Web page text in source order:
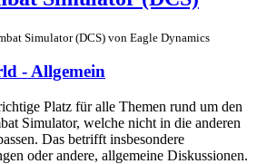
Simulator (DCS) von Eagle Dynamics
- Allgemein
Platz für alle Themen rund um den
Simulator, welche nicht in die anderen
Das betrifft insbesondere
oder andere, allgemeine Diskussionen.